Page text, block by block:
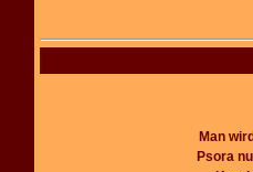
Man
Psora